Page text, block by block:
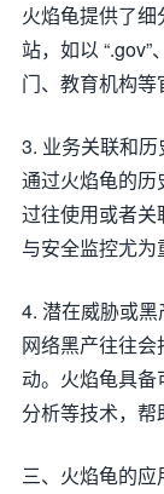
火焰龟提供了
站，如以
门、教育机构等
3. 业务关联和历
通过火焰龟的
过往使用或者
与安全监控尤为
4. 潜在威胁或
网络黑产往往
动。火焰龟具
分析等技术，帮
三、火焰龟的应